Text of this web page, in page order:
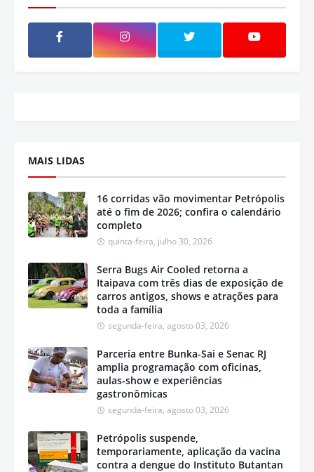
MAIS LIDAS
16 corridas vão movimentar Petrópolis
até o fim de 2026; confira o calendário
completo
quinta-feira, julho 30, 2026
Serra Bugs Air Cooled retorna a
Itaipava com três dias de exposição de
carros antigos, shows e atrações para
toda a família
segunda-feira, agosto 03, 2026
Parceria entre Bunka-Sai e Senac RJ
amplia programação com oficinas,
aulas-show e experiências
gastronômicas
segunda-feira, agosto 03, 2026
Petrópolis suspende,
temporariamente, aplicação da vacina
contra a dengue do Instituto Butantan